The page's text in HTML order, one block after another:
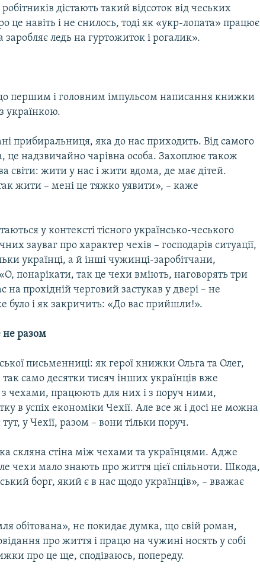
дістають такий відсоток від чеських
це навіть і не снилось, тоді як «укр-лопата» працює
ледь на гуртожиток і рогалик».
першим і головним імпульсом написання книжки
з українкою.
прибиральниця, яка до нас приходить. Від самого
це надзвичайно чарівна особа. Захоплює також
світи: жити у нас і жити вдома, де має дітей.
так жити – мені це тяжко уявити», – каже
у контексті тісного українсько-чеського
зауваг про характер чехів – господарів ситуації,
українці, а й інші чужинці-заробітчани,
понарікати, так це чехи вміють, наговорять три
прохідній черговий застукав у двері – не
було і як закричить: «До вас прийшли!».
не разом
письменниці: як герої книжки Ольга та Олег,
само десятки тисяч інших українців вже
з чехами, працюють для них і з поруч ними,
в успіх економіки Чехії. Але все ж і досі не можна
у Чехії, разом – вони тільки поруч.
скляна стіна між чехами та українцями. Адже
чехи мало знають про життя цієї спільноти. Шкода,
борг, який є в нас щодо українців», – вважає
обітована», не покидає думка, що свій роман,
про життя і працю на чужині носять у собі
про це ще, сподіваюсь, попереду.